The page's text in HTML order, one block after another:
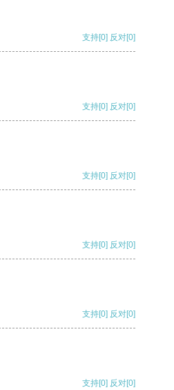
支持[0] 反对[0]
支持[0] 反对[0]
支持[0] 反对[0]
支持[0] 反对[0]
支持[0] 反对[0]
支持[0] 反对[0]